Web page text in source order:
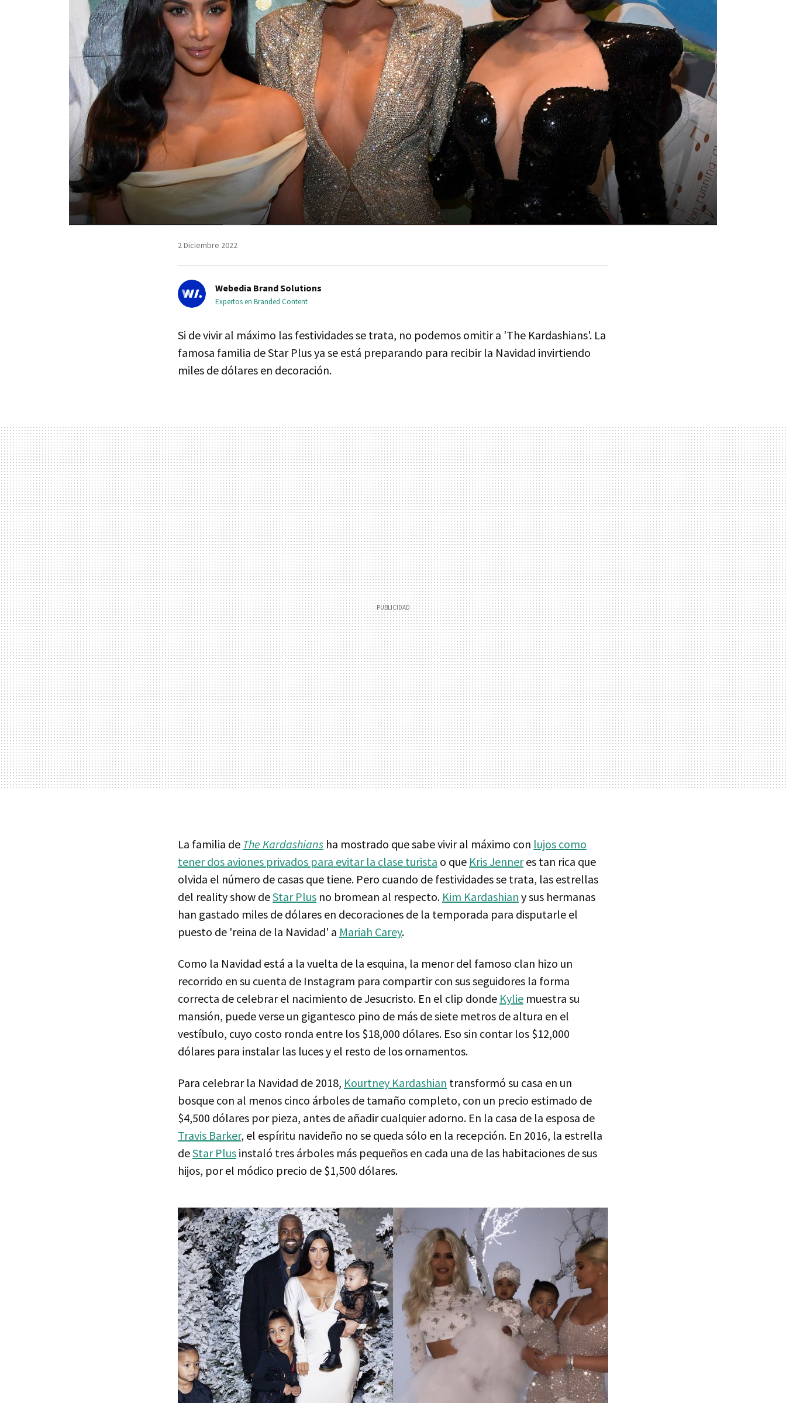
2 Diciembre 2022
Webedia Brand Solutions
Expertos en Branded Content
Si de vivir al máximo las festividades se trata, no podemos omitir a 'The Kardashians'. La
famosa familia de Star Plus ya se está preparando para recibir la Navidad invirtiendo
miles de dólares en decoración.
La familia de The Kardashians ha mostrado que sabe vivir al máximo con lujos como
tener dos aviones privados para evitar la clase turista o que Kris Jenneres tan rica que
olvida el número de casas que tiene. Pero cuando de festividades se trata, las estrellas
del reality show deStar Plus no bromean al respecto. Kim Kardashian y sus hermanas
han gastado miles de dólares en decoraciones de la temporada para disputarle el
puesto de 'reina de la Navidad' a Mariah Carey.
Como la Navidad está a la vuelta de la esquina, la menor del famoso clan hizo un
recorrido en su cuenta de Instagram para compartir con sus seguidores la forma
correcta de celebrar el nacimiento de Jesucristo. En el clip donde Kylie muestra su
mansión, puede verse un gigantesco pino de más de siete metros de altura en el
vestíbulo, cuyo costo ronda entre los $18,000 dólares. Eso sin contar los $12,000
dólares para instalar las luces y el resto de los ornamentos.
Para celebrar la Navidad de 2018, Kourtney Kardashian transformó su casa en un
bosque con al menos cinco árboles de tamaño completo, con un precio estimado de
$4,500 dólares por pieza, antes de añadir cualquier adorno. En la casa de la esposa de
Travis Barker, el espíritu navideño no se queda sólo en la recepción. En 2016, la estrella
deStar Plus instaló tres árboles más pequeños en cada una de las habitaciones de sus
hijos, por el módico precio de $1,500 dólares.